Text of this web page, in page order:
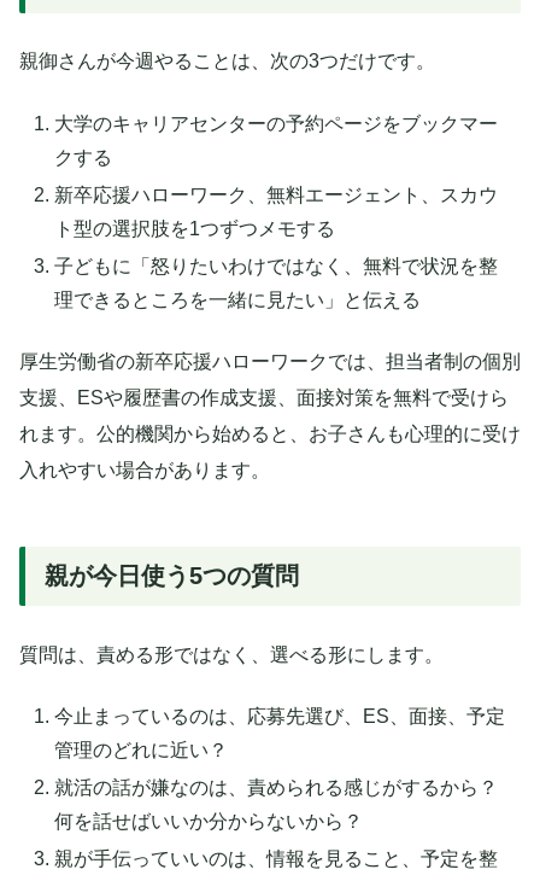
親御さんが今週やることは、次の3つだけです。
大学のキャリアセンターの予約ページをブックマー
クする
新卒応援ハローワーク、無料エージェント、スカウ
ト型の選択肢を1つずつメモする
子どもに「怒りたいわけではなく、無料で状況を整
理できるところを一緒に見たい」と伝える
厚生労働省の新卒応援ハローワークでは、担当者制の個別
支援、ESや履歴書の作成支援、面接対策を無料で受けら
れます。公的機関から始めると、お子さんも心理的に受け
入れやすい場合があります。
親が今日使う5つの質問
質問は、責める形ではなく、選べる形にします。
今止まっているのは、応募先選び、ES、面接、予定
管理のどれに近い？
就活の話が嫌なのは、責められる感じがするから？
何を話せばいいか分からないから？
親が手伝っていいのは、情報を見ること、予定を整